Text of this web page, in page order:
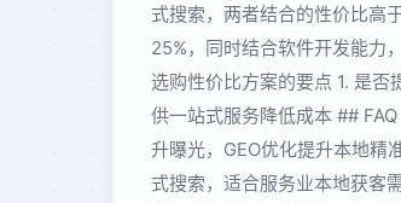
式搜索，两者结合的性价比高
25%，同时结合软件开发能力
选购性价比方案的要点 1. 是
供一站式服务降低成本 ##
升曝光，GEO优化提升本地精
式搜索，适合服务业本地获客